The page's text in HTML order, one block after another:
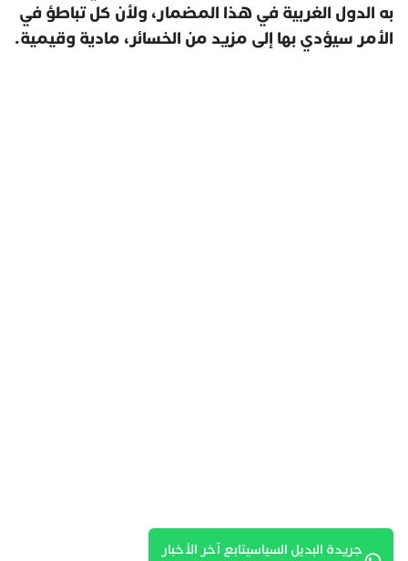
به الدول الغربية في هذا المضمار، ولأن كل تباطؤ في
الأمر سيؤدي بها إلى مزيد من الخسائر، مادية وقيمية.
جريدة البديل السياسيتابع آخر الأخبار